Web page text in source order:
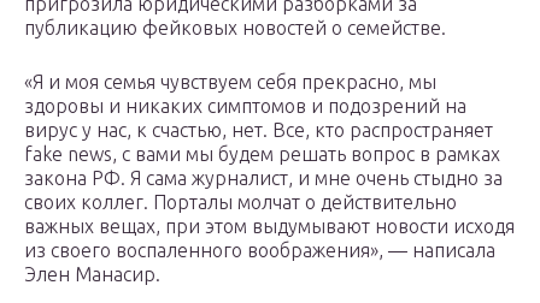
публикацию фейковых новостей о семействе.
«Я и моя семья чувствуем себя прекрасно, мы
здоровы и никаких симптомов и подозрений на
вирус у нас, к счастью, нет. Все, кто распространяет
fake news, с вами мы будем решать вопрос в рамках
закона РФ. Я сама журналист, и мне очень стыдно за
своих коллег. Порталы молчат о действительно
важных вещах, при этом выдумывают новости исходя
из своего воспаленного воображения», — написала
Элен Манасир.